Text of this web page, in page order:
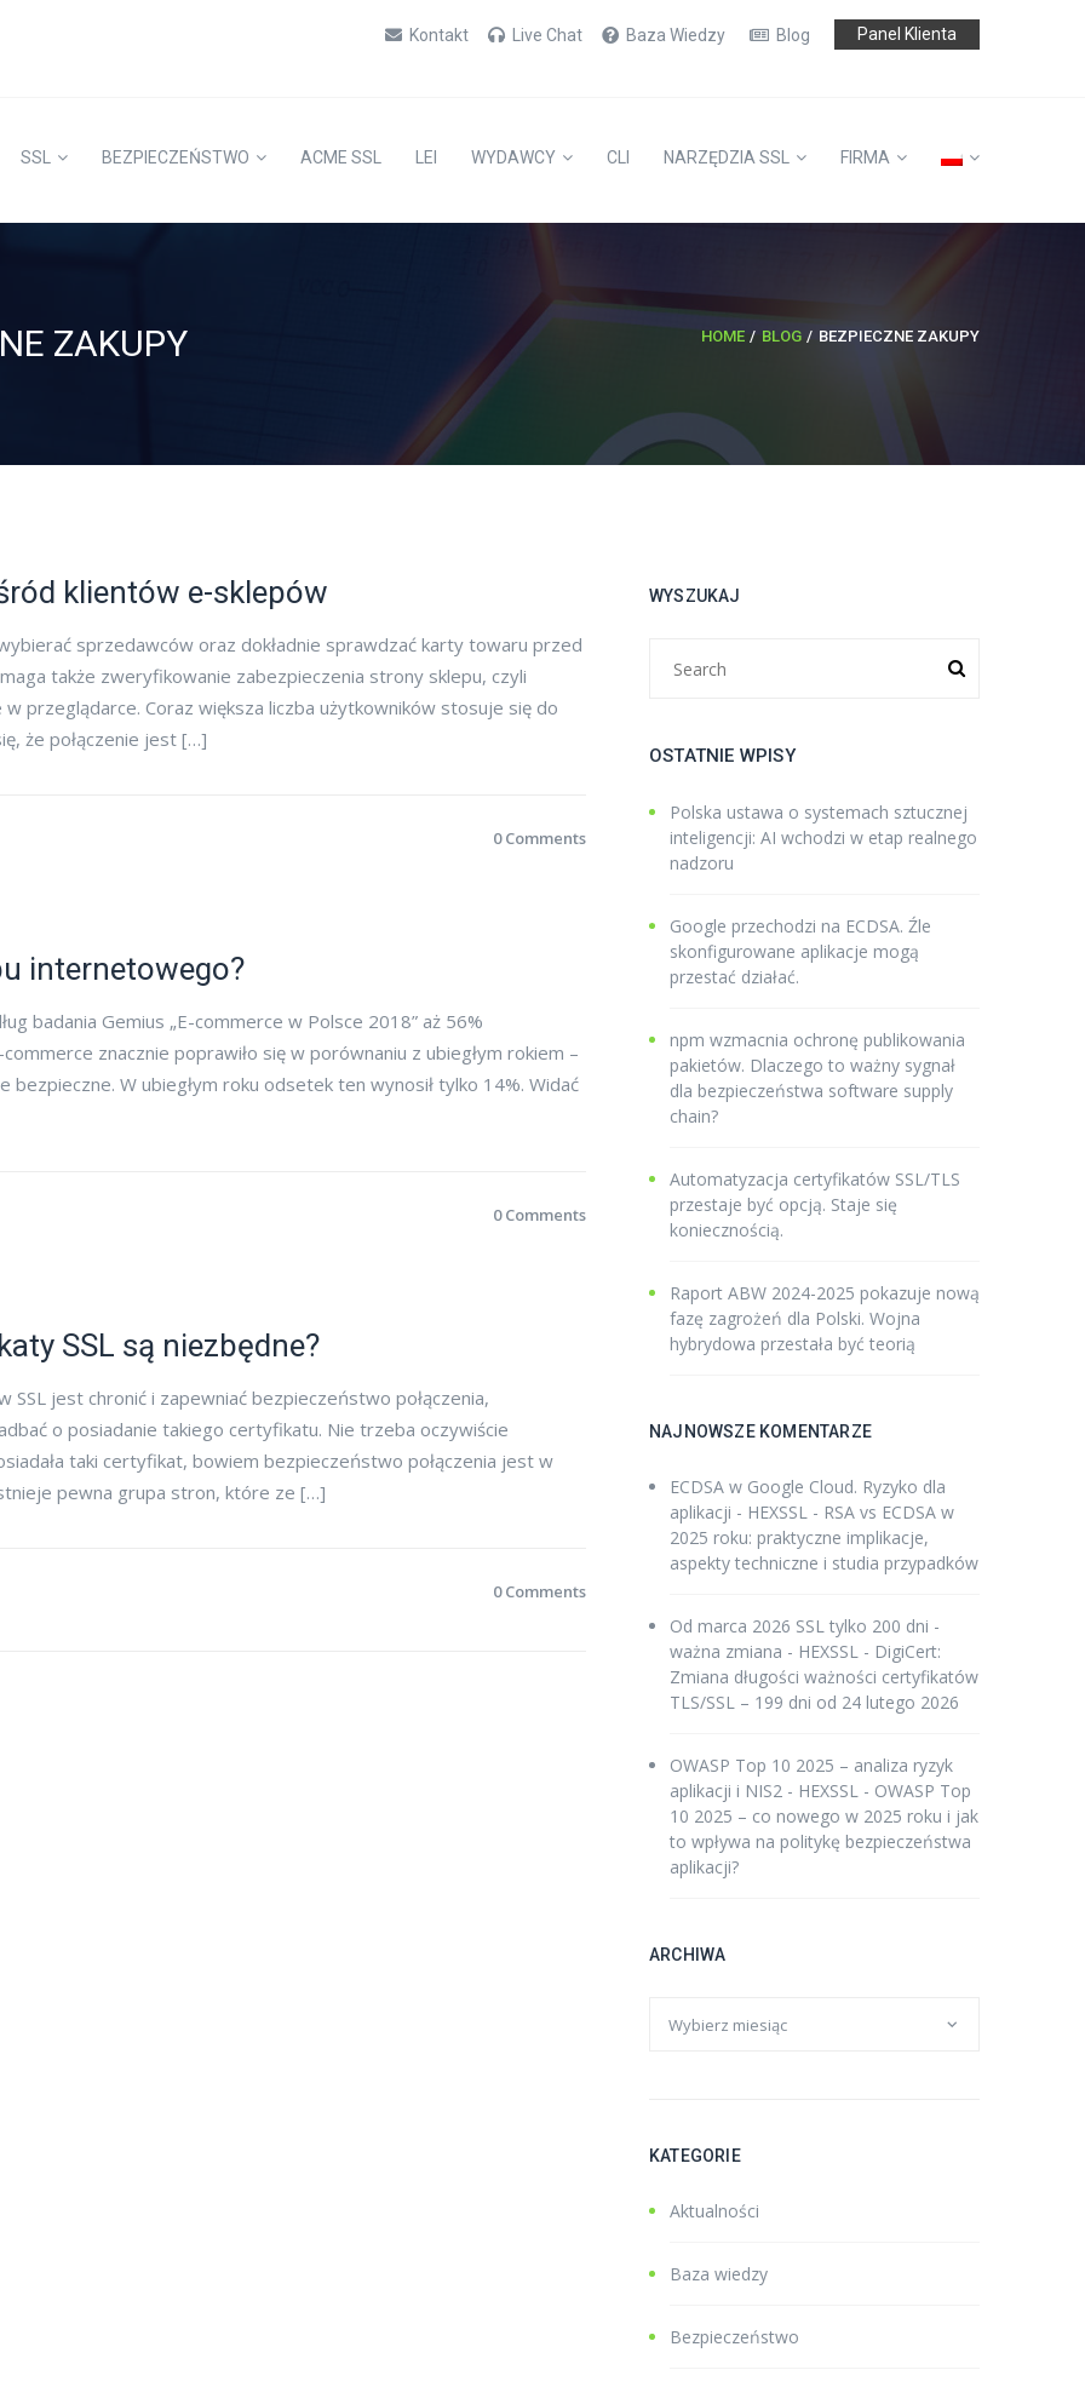
Kontakt Live Chat Baza Wiedzy Blog Panel Klienta
SSL BEZPIECZEŃSTWO ACME SSL LEI WYDAWCY CLI NARZĘDZIA SSL FIRMA
ZAKUPY HOME BLOG BEZPIECZNE ZAKUPY
klientów e-sklepów
sprzedawców oraz dokładnie sprawdzać karty towaru przed
także zweryfikowanie zabezpieczenia strony sklepu, czyli
przeglądarce. Coraz większa liczba użytkowników stosuje się do
że połączenie jest […]
0 Comments
internetowego?
badania Gemius „E-commerce w Polsce 2018” aż 56%
znacznie poprawiło się w porównaniu z ubiegłym rokiem –
bezpieczne. W ubiegłym roku odsetek ten wynosił tylko 14%. Widać
0 Comments
SSL są niezbędne?
jest chronić i zapewniać bezpieczeństwo połączenia,
o posiadanie takiego certyfikatu. Nie trzeba oczywiście
taki certyfikat, bowiem bezpieczeństwo połączenia jest w
pewna grupa stron, które ze […]
0 Comments
WYSZUKAJ
OSTATNIE WPISY
Polska ustawa o systemach sztucznej
inteligencji: AI wchodzi w etap realnego
nadzoru
Google przechodzi na ECDSA. Źle
skonfigurowane aplikacje mogą
przestać działać.
npm wzmacnia ochronę publikowania
pakietów. Dlaczego to ważny sygnał
dla bezpieczeństwa software supply
chain?
Automatyzacja certyfikatów SSL/TLS
przestaje być opcją. Staje się
koniecznością.
Raport ABW 2024-2025 pokazuje nową
fazę zagrożeń dla Polski. Wojna
hybrydowa przestała być teorią
NAJNOWSZE KOMENTARZE
ECDSA w Google Cloud. Ryzyko dla
aplikacji - HEXSSL - RSA vs ECDSA w
2025 roku: praktyczne implikacje,
aspekty techniczne i studia przypadków
Od marca 2026 SSL tylko 200 dni -
ważna zmiana - HEXSSL - DigiCert:
Zmiana długości ważności certyfikatów
TLS/SSL – 199 dni od 24 lutego 2026
OWASP Top 10 2025 – analiza ryzyk
aplikacji i NIS2 - HEXSSL - OWASP Top
10 2025 – co nowego w 2025 roku i jak
to wpływa na politykę bezpieczeństwa
aplikacji?
ARCHIWA
KATEGORIE
Aktualności
Baza wiedzy
Bezpieczeństwo